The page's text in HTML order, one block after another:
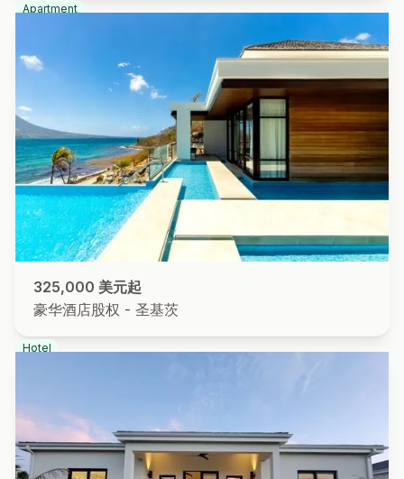
Apartment
325,000 美元起
豪华酒店股权 - 圣基茨
Hotel